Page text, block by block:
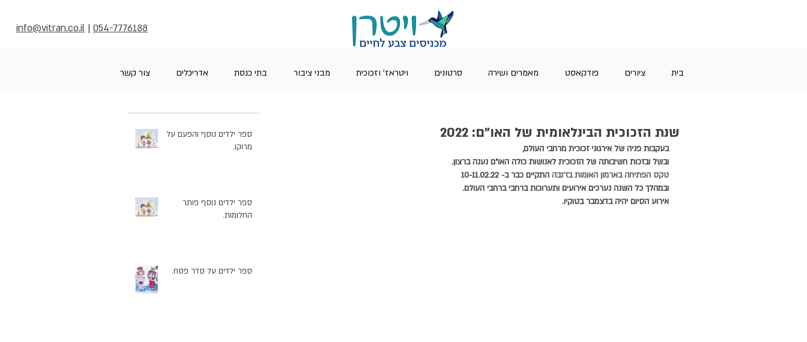
info@vitran.co.il | 054-7776188
בית ציורים פודקאסט מאמרים ושירה סרטונים ויטראז' וזכוכית מבני ציבור בתי כנסת אדריכלים צור קשר
ספר ילדים נוסף והפעם על
מרוקו.
ספר ילדים נוסף פותר
החלומות.
ספר ילדים על סדר פסח.
שנת הזכוכית הבינלאומית של האו"ם: 2022
בעקבות פניה של אירגוני זכוכית מרחבי העולם,
ובשל ובזכות חשיבותה של הזכוכית לאנושות כולה האו"ם נענה ברצון.
טקס הפתיחה בארמון האומות בז'נבה התקיים כבר ב- 10-11.02.22
ובמהלך כל השנה נערכים אירועים ותערוכות ברחבי ברחבי העולם.
אירוע הסיום יהיה בדצמבר בטוקיו.